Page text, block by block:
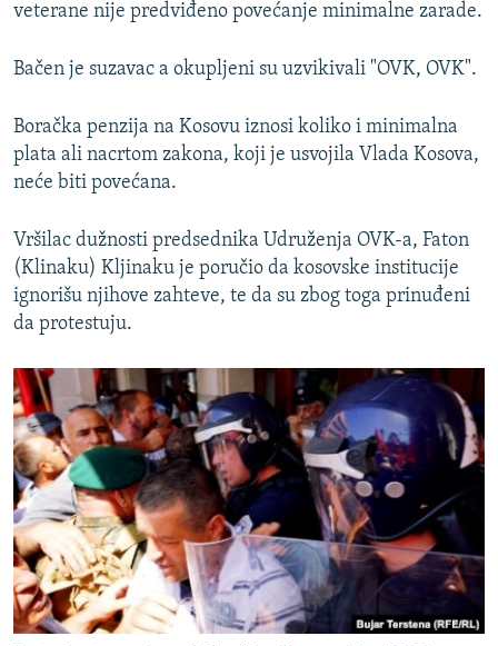
veterane nije predviđeno povećanje minimalne zarade.
Bačen je suzavac a okupljeni su uzvikivali "OVK, OVK".
Boračka penzija na Kosovu iznosi koliko i minimalna
plata ali nacrtom zakona, koji je usvojila Vlada Kosova,
neće biti povećana.
Vršilac dužnosti predsednika Udruženja OVK-a, Faton
(Klinaku) Kljinaku je poručio da kosovske institucije
ignorišu njihove zahteve, te da su zbog toga prinuđeni
da protestuju.